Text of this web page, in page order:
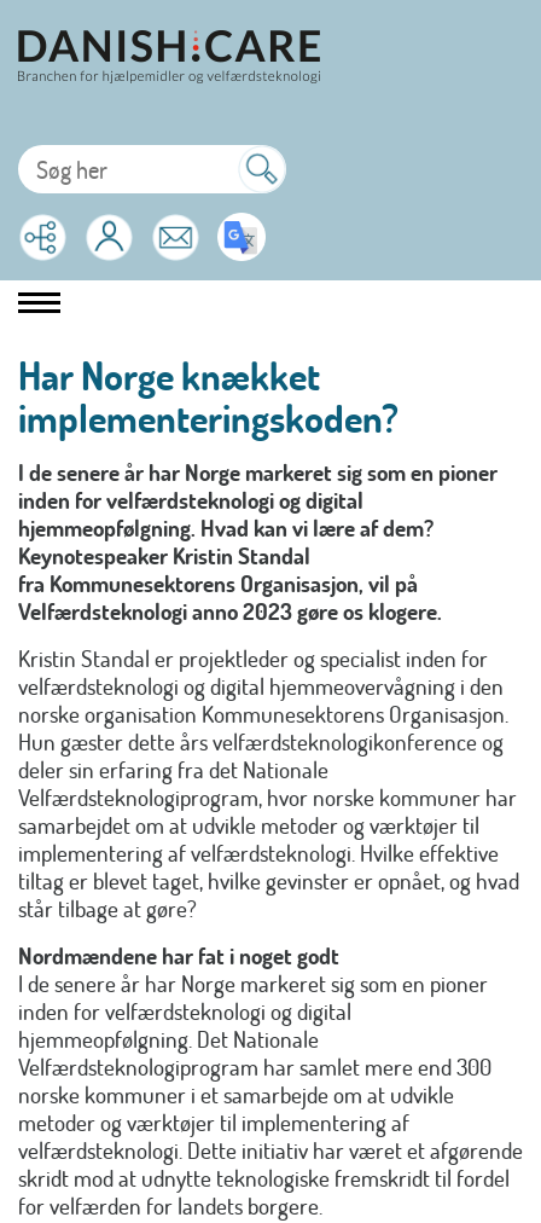
Har Norge knækket
implementeringskoden?
I de senere år har Norge markeret sig som en pioner
inden for velfærdsteknologi og digital
hjemmeopfølgning. Hvad kan vi lære af dem?
Keynotespeaker Kristin Standal
fra Kommunesektorens Organisasjon, vil på
Velfærdsteknologi anno 2023 gøre os klogere.
Kristin Standal er projektleder og specialist inden for
velfærdsteknologi og digital hjemmeovervågning i den
norske organisation Kommunesektorens Organisasjon.
Hun gæster dette års velfærdsteknologikonference og
deler sin erfaring fra det Nationale
Velfærdsteknologiprogram, hvor norske kommuner har
samarbejdet om at udvikle metoder og værktøjer til
implementering af velfærdsteknologi. Hvilke effektive
tiltag er blevet taget, hvilke gevinster er opnået, og hvad
står tilbage at gøre?
Nordmændene har fat i noget godt
I de senere år har Norge markeret sig som en pioner
inden for velfærdsteknologi og digital
hjemmeopfølgning. Det Nationale
Velfærdsteknologiprogram har samlet mere end 300
norske kommuner i et samarbejde om at udvikle
metoder og værktøjer til implementering af
velfærdsteknologi. Dette initiativ har været et afgørende
skridt mod at udnytte teknologiske fremskridt til fordel
for velfærden for landets borgere.